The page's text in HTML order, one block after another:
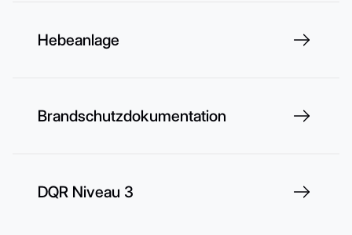
Hebeanlage
Brandschutzdokumentation
DQR Niveau 3